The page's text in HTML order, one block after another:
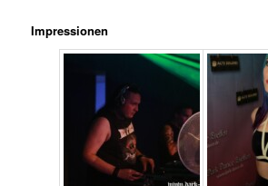
Impressionen